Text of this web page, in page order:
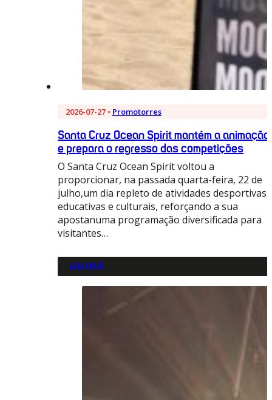
2026-07-27 • Promotorres
Santa Cruz Ocean Spirit mantém a animação
e prepara o regresso das competições
O Santa Cruz Ocean Spirit voltou a
proporcionar, na passada quarta-feira, 22 de
julho,um dia repleto de atividades desportivas,
educativas e culturais, reforçando a sua
apostanuma programação diversificada para
visitantes…
LEIA MAIS